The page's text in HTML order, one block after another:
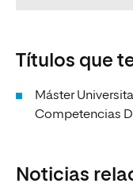
Títulos que
Máster
Competencias
Noticias